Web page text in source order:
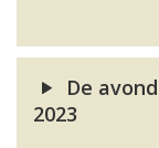
De
2023